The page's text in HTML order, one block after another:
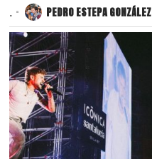
. PEDRO ESTEPA GONZÁLEZ